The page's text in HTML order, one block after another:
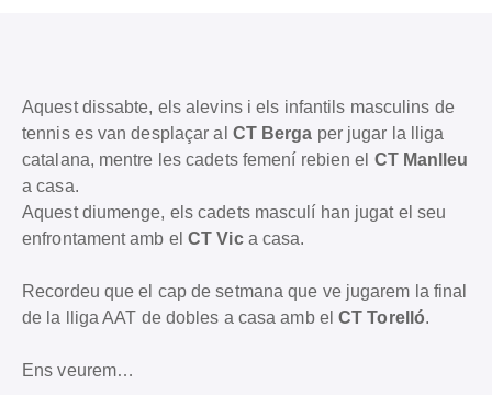
Aquest dissabte, els alevins i els infantils masculins de
tennis es van desplaçar al CT Berga per jugar la lliga
catalana, mentre les cadets femení rebien el CT Manlleu
a casa.
Aquest diumenge, els cadets masculí han jugat el seu
enfrontament amb elCT Vica casa.
Recordeu que el cap de setmana que ve jugarem la final
de la lliga AAT de dobles a casa amb elCT Torelló.
Ens veurem…